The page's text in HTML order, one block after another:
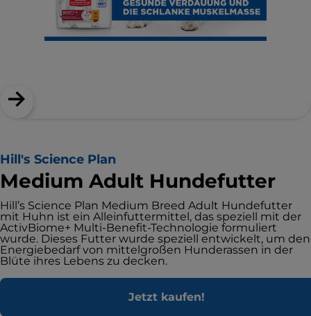
Hill's Science Plan
Medium Adult Hundefutter
Hill’s Science Plan Medium Breed Adult Hundefutter
mit Huhn ist ein Alleinfuttermittel, das speziell mit der
ActivBiome+ Multi-Benefit-Technologie formuliert
wurde. Dieses Futter wurde speziell entwickelt, um den
Energiebedarf von mittelgroßen Hunderassen in der
Blüte ihres Lebens zu decken.
Jetzt kaufen!